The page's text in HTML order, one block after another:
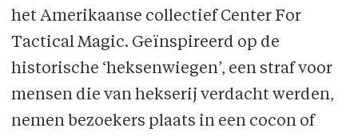
het Amerikaanse collectief Center For
Tactical Magic. Geïnspireerd op de
historische ‘heksenwiegen’, een straf voor
mensen die van hekserij verdacht werden,
nemen bezoekers plaats in een cocon of